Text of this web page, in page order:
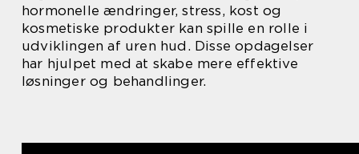
hormonelle ændringer, stress, kost og
kosmetiske produkter kan spille en rolle i
udviklingen af uren hud. Disse opdagelser
har hjulpet med at skabe mere effektive
løsninger og behandlinger.